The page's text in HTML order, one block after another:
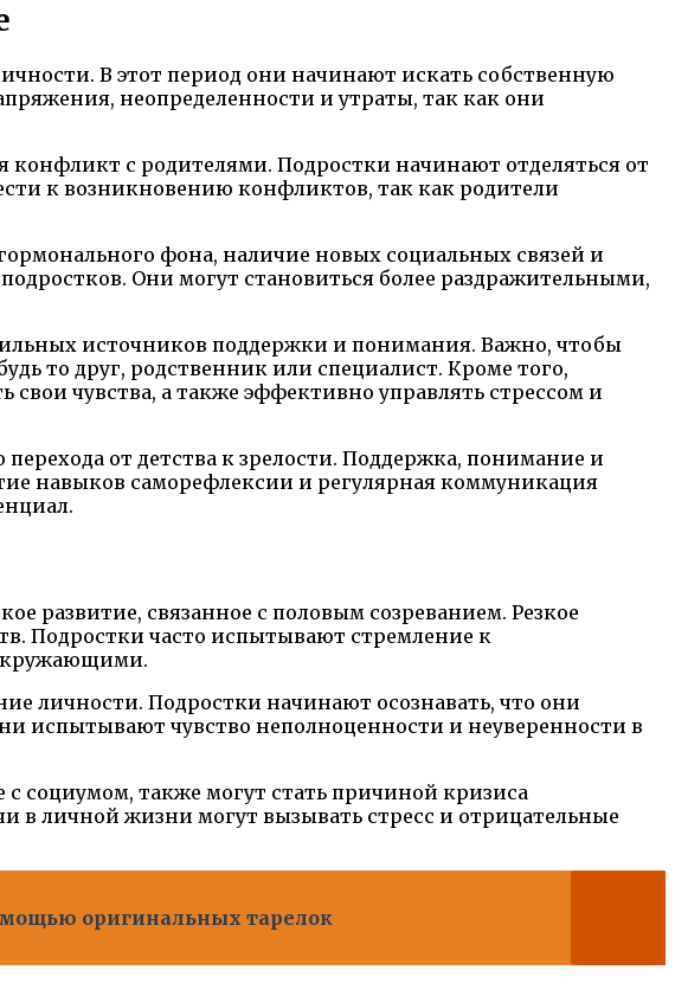
В этот период они начинают искать собственную
неопределенности и утраты, так как они
с родителями. Подростки начинают отделяться от
к возникновению конфликтов, так как родители
фона, наличие новых социальных связей и
Они могут становиться более раздражительными,
источников поддержки и понимания. Важно, чтобы
то друг, родственник или специалист. Кроме того,
чувства, а также эффективно управлять стрессом и
от детства к зрелости. Поддержка, понимание и
навыков саморефлексии и регулярная коммуникация
развитие, связанное с половым созреванием. Резкое
Подростки часто испытывают стремление к
личности. Подростки начинают осознавать, что они
испытывают чувство неполноценности и неуверенности в
социумом, также могут стать причиной кризиса
в личной жизни могут вызывать стресс и отрицательные
оригинальных тарелок